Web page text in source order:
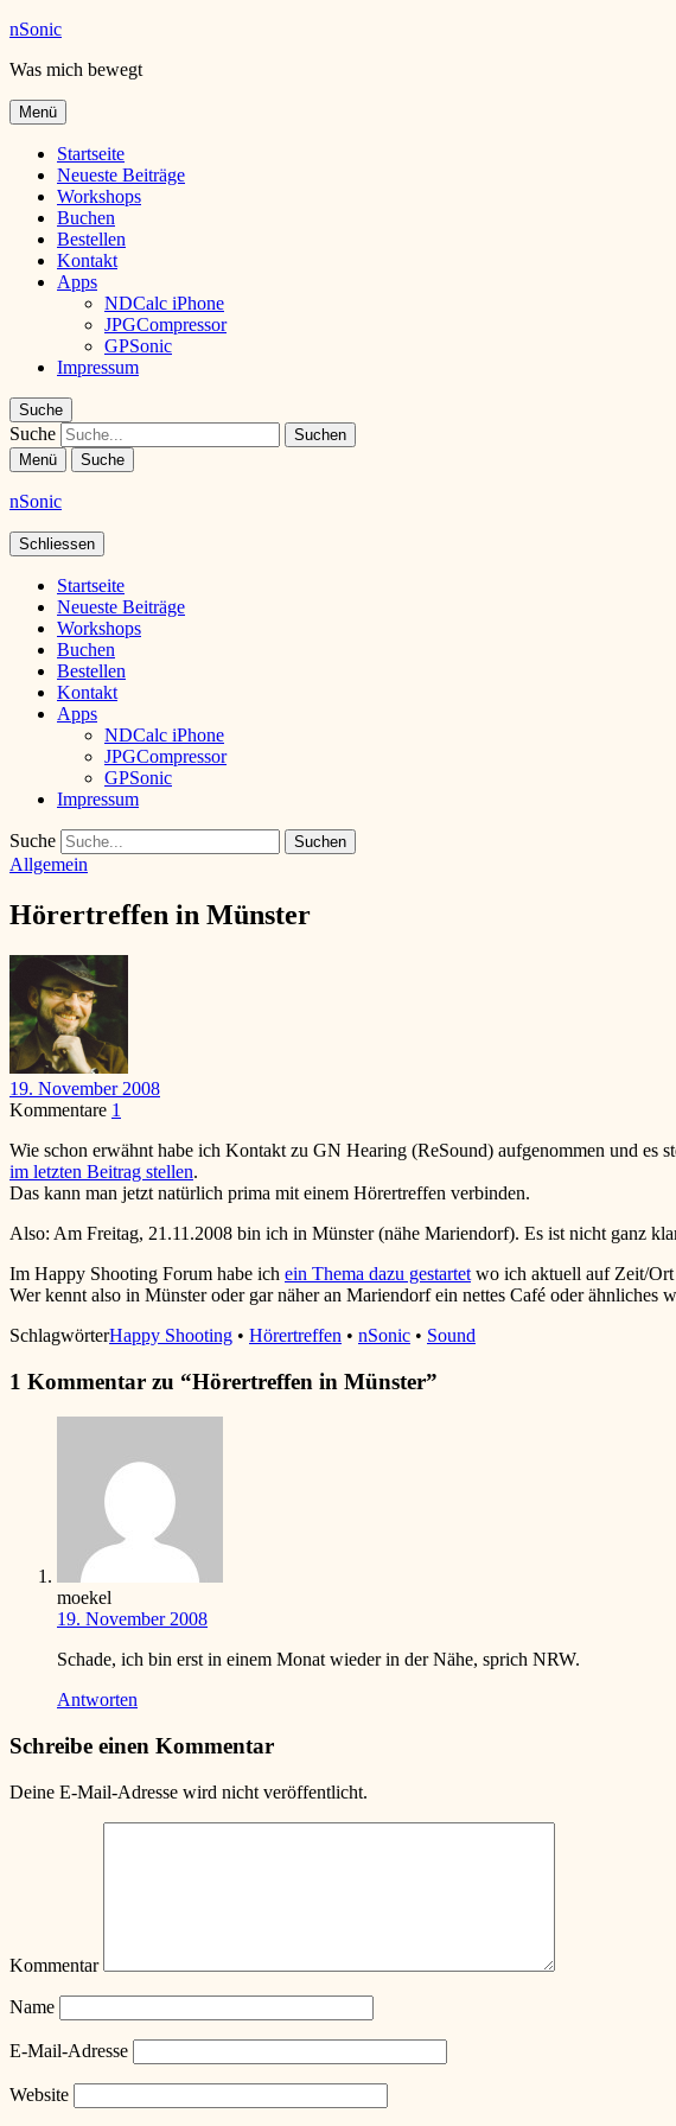
nSonic
Was mich bewegt
Menü
Startseite
Neueste Beiträge
Workshops
Buchen
Bestellen
Kontakt
Apps
NDCalc iPhone
JPGCompressor
GPSonic
Impressum
Suche
Suche
Menü Suche
nSonic
Schliessen
Startseite
Neueste Beiträge
Workshops
Buchen
Bestellen
Kontakt
Apps
NDCalc iPhone
JPGCompressor
GPSonic
Impressum
Suche
Allgemein
Hörertreffen in Münster
19. November 2008
Kommentare 1
Wie schon erwähnt habe ich Kontakt zu GN Hearing (ReSound) aufgenommen und es
im letzten Beitrag stellen.
Das kann man jetzt natürlich prima mit einem Hörertreffen verbinden.
Also: Am Freitag, 21.11.2008 bin ich in Münster (nähe Mariendorf). Es ist nicht ganz
Im Happy Shooting Forum habe ich ein Thema dazu gestartet wo ich aktuell auf Zeit/
Wer kennt also in Münster oder gar näher an Mariendorf ein nettes Café oder
SchlagwörterHappy Shooting • Hörertreffen • nSonic • Sound
1 Kommentar zu “Hörertreffen in Münster”
moekel
19. November 2008
Schade, ich bin erst in einem Monat wieder in der Nähe, sprich NRW.
Antworten
Schreibe einen Kommentar
Deine E-Mail-Adresse wird nicht veröffentlicht.
Kommentar
Name
E-Mail-Adresse
Website